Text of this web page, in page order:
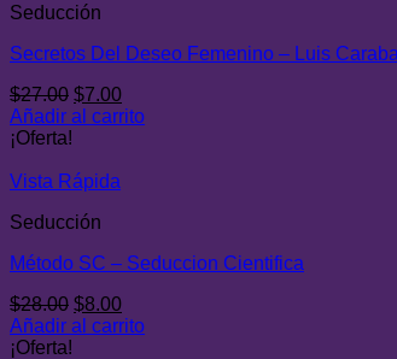
Seducción
Secretos Del Deseo Femenino – Luis
$27.00 El
precio
$27.00.
$7.00El
precio
Añadir al carrito
¡Oferta!
Vista Rápida
Seducción
Método SC – Seduccion Cientifica
$28.00 El
precio
$8.00El
precio
Añadir al carrito
¡Oferta!